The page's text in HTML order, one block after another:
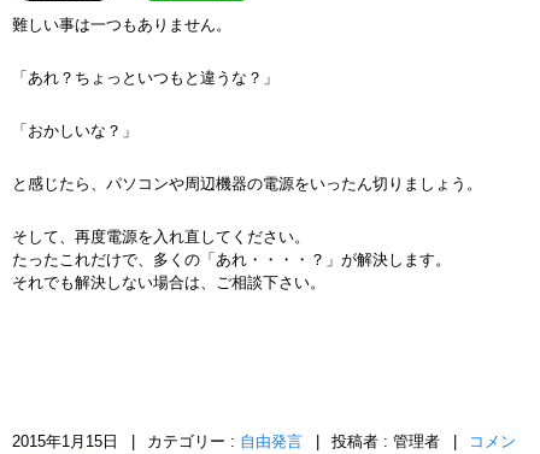
難しい事は一つもありません。
「あれ？ちょっといつもと違うな？」
「おかしいな？」
と感じたら、パソコンや周辺機器の電源をいったん切りましょう。
そして、再度電源を入れ直してください。
たったこれだけで、多くの「あれ・・・・？」が解決します。
それでも解決しない場合は、ご相談下さい。
2015年1月15日 カテゴリー : 自由発言 投稿者 : 管理者
コメン